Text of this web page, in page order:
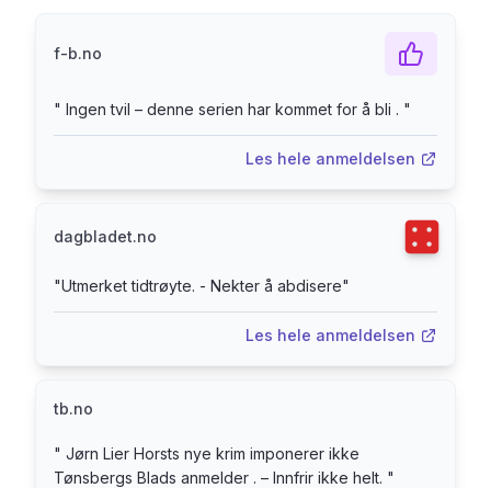
f-b.no
" Ingen tvil – denne serien har kommet for å bli . "
Les hele anmeldelsen
dagbladet.no
"Utmerket tidtrøyte. - Nekter å abdisere"
Les hele anmeldelsen
tb.no
" Jørn Lier Horsts nye krim imponerer ikke
Tønsbergs Blads anmelder . – Innfrir ikke helt. "